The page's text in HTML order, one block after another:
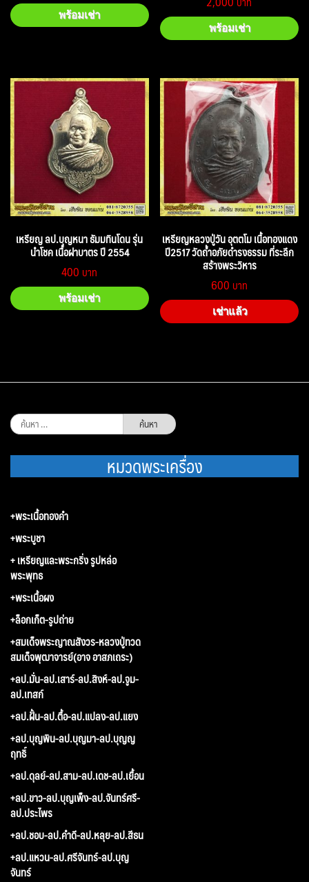
พร้อมเช่า
พร้อมเช่า
เหรียญ ลป.บุญหนา ธัมมทินโดน รุ่น
นำโชค เนื้อฝาบาตร ปี 2554
400
พร้อมเช่า
เหรียญหลวงปู่วัน อุตตโม เนื้อทองแดง
ปี2517 วัดถ้ำอภัยดำรงธรรม ที่ระลึก
สร้างพระวิหาร
600
เช่าแล้ว
ค้นหา
สำหรับ:
หมวดพระเครื่อง
+พระเนื้อทองคำ
+พระบูชา
+ เหรียญและพระกริ่ง รูปหล่อ
พระพุทธ
+พระเนื้อผง
+ล็อกเก็ต-รูปถ่าย
+สมเด็จพระญาณสังวร-หลวงปู่ทวด
สมเด็จพุฒาจารย์(อาจ อาสภเถระ)
+ลป.มั่น-ลป.เสาร์-ลป.สิงห์-ลป.จูม-
ลป.เทสก์
+ลป.ฝั้น-ลป.ตื้อ-ลป.แปลง-ลป.แยง
+ลป.บุญพิน-ลป.บุญมา-ลป.บุญญ
ฤทธิ์
+ลป.ดุลย์-ลป.สาม-ลป.เดช-ลป.เยื้อน
+ลป.ขาว-ลป.บุญเพ็ง-ลป.จันทร์ศรี-
ลป.ประไพร
+ลป.ชอบ-ลป.คำดี-ลป.หลุย-ลป.สีธน
+ลป.แหวน-ลป.ศรีจันทร์-ลป.บุญ
จันทร์